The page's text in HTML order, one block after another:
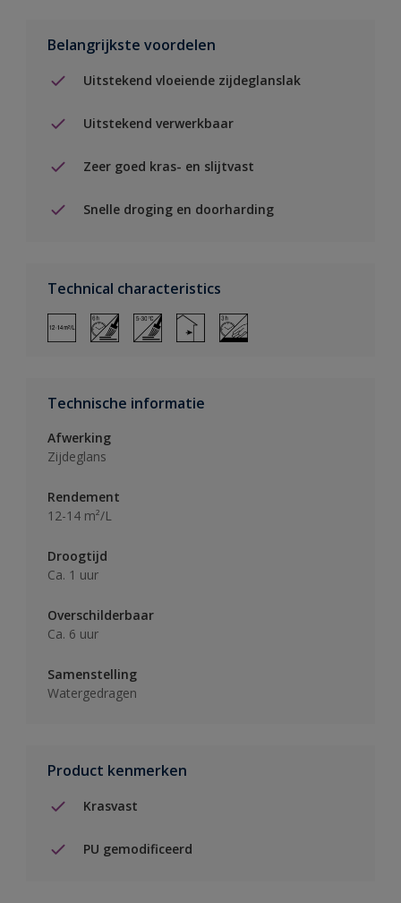
Belangrijkste voordelen
Uitstekend vloeiende zijdeglanslak
Uitstekend verwerkbaar
Zeer goed kras- en slijtvast
Snelle droging en doorharding
Technical characteristics
Technische informatie
Afwerking
Zijdeglans
Rendement
12-14 m²/L
Droogtijd
Ca. 1 uur
Overschilderbaar
Ca. 6 uur
Samenstelling
Watergedragen
Product kenmerken
Krasvast
PU gemodificeerd